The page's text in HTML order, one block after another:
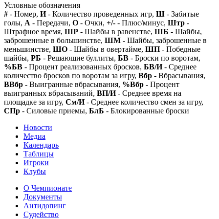
Условные обозначения
# - Номер, И- Количество проведенных игр, Ш - Забитые
голы, А - Передачи, О - Очки, +/- - Плюс/минус, Штр -
Штрафное время, ШР - Шайбы в равенстве, ШБ - Шайбы,
заброшенные в большинстве, ШМ - Шайбы, заброшенные в
меньшинстве, ШО - Шайбы в овертайме, ШП - Победные
шайбы, РБ - Решающие буллиты, БВ - Броски по воротам,
%БВ - Процент реализованных бросков, БВ/И- Среднее
количество бросков по воротам за игру, Вбр - Вбрасывания,
ВВбр - Выигранные вбрасывания, %Вбр - Процент
выигранных вбрасываний, ВП/И- Среднее время на
площадке за игру, См/И- Среднее количество смен за игру,
СПр - Силовые приемы, БлБ - Блокированные броски
Новости
Медиа
Календарь
Таблицы
Игроки
Клубы
О Чемпионате
Документы
Антидопинг
Судейство